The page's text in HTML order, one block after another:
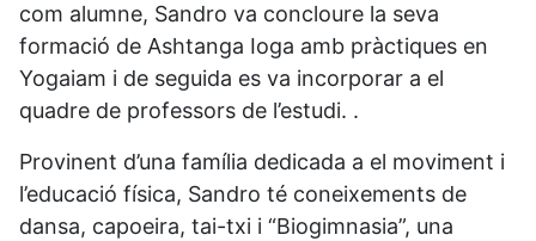
com alumne, Sandro va concloure la seva
formació de Ashtanga Ioga amb pràctiques en
Yogaiam i de seguida es va incorporar a el
quadre de professors de l’estudi. .
Provinent d’una família dedicada a el moviment i
l’educació física, Sandro té coneixements de
dansa, capoeira, tai-txi i “Biogimnasia”, una